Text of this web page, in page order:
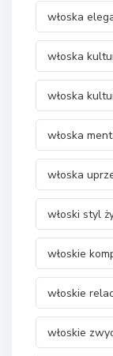
włoska
włoska
włoska
włoska
włoska
włoski styl
włoskie
włoskie
włoskie